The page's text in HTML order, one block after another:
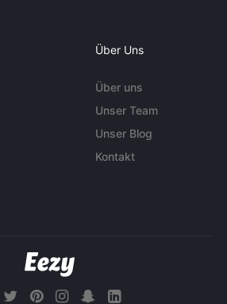
Über Uns
Über uns
Unser Team
Unser Blog
Kontakt